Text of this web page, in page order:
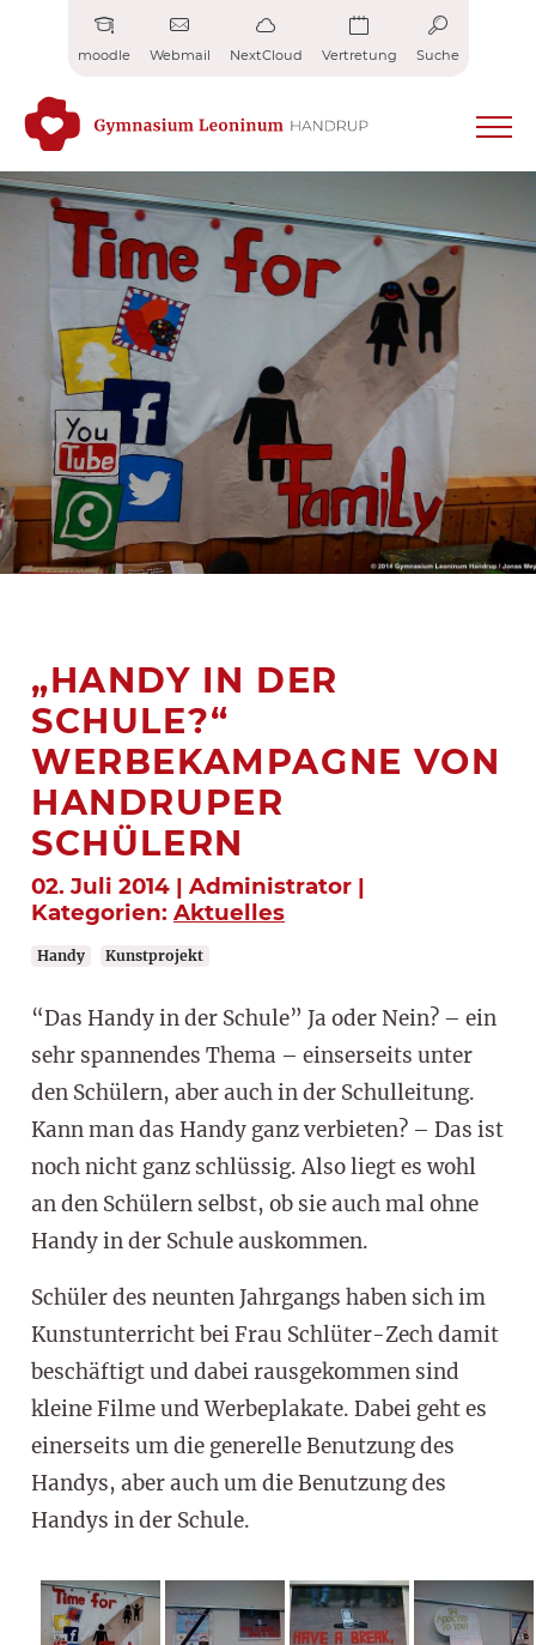
moodle Webmail NextCloud Vertretung Suche
„HANDY IN DER
SCHULE?“
WERBEKAMPAGNE VON
HANDRUPER
SCHÜLERN
02. Juli 2014 | Administrator |
Kategorien: Aktuelles
Handy Kunstprojekt
“Das Handy in der Schule” Ja oder Nein? – ein
sehr spannendes Thema – einserseits unter
den Schülern, aber auch in der Schulleitung.
Kann man das Handy ganz verbieten? – Das ist
noch nicht ganz schlüssig. Also liegt es wohl
an den Schülern selbst, ob sie auch mal ohne
Handy in der Schule auskommen.
Schüler des neunten Jahrgangs haben sich im
Kunstunterricht bei Frau Schlüter-Zech damit
beschäftigt und dabei rausgekommen sind
kleine Filme und Werbeplakate. Dabei geht es
einerseits um die generelle Benutzung des
Handys, aber auch um die Benutzung des
Handys in der Schule.